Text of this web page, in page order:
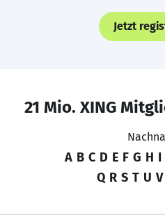
Jetzt
21 Mio. XING
A B C D E F G H I
Q R S T U V